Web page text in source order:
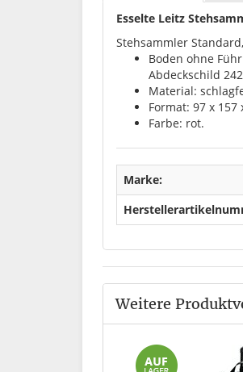
Esselte Leitz
Stehsammler
Boden ohne
Abdeckschild
Material:
Format: 97 x 157
Farbe: rot.
Marke:
Weitere